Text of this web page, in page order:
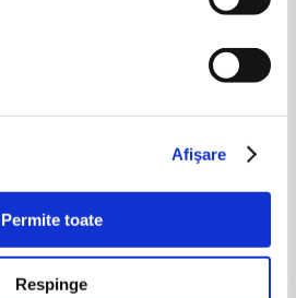
Afişare
Permite toate
Respinge
Henry Gilbert - Robin Hood